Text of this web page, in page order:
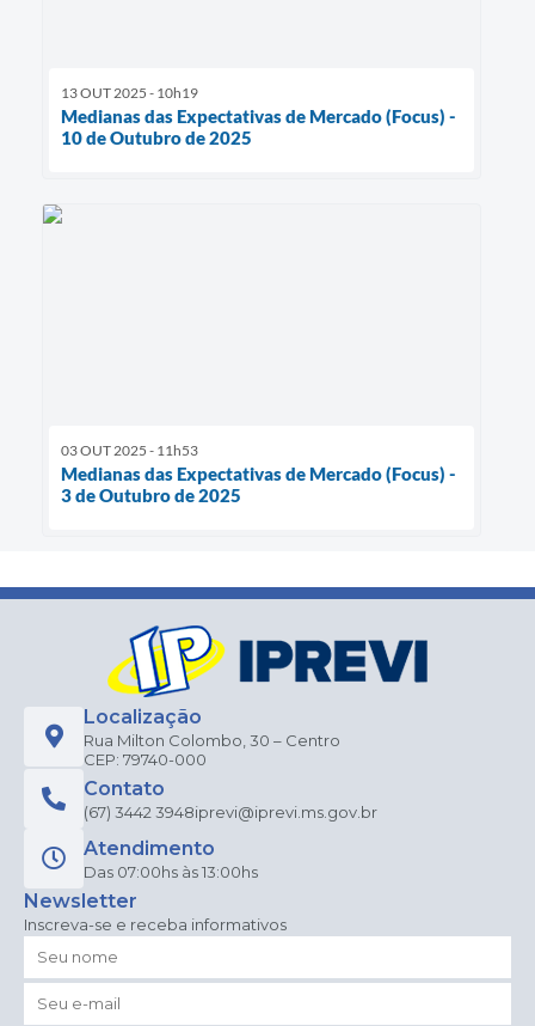
13 OUT 2025 - 10h19
Medianas das Expectativas de Mercado (Focus) -
10 de Outubro de 2025
03 OUT 2025 - 11h53
Medianas das Expectativas de Mercado (Focus) -
3 de Outubro de 2025
Localização
Rua Milton Colombo, 30 – Centro
CEP: 79740-000
Contato
(67) 3442 3948iprevi@iprevi.ms.gov.br
Atendimento
Das 07:00hs às 13:00hs
Newsletter
Inscreva-se e receba informativos